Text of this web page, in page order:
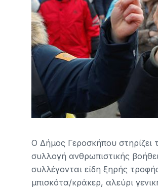
Ο Δήμος Γεροσκήπου στηρίζει
συλλογή ανθρωπιστικής
συλλέγονται είδη ξηρής
μπισκότα/κράκερ, αλεύρι